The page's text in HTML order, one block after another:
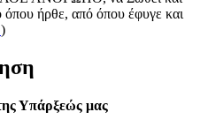
όπου ήρθε, από όπου έφυγε και
)
Υπάρξεώς μας